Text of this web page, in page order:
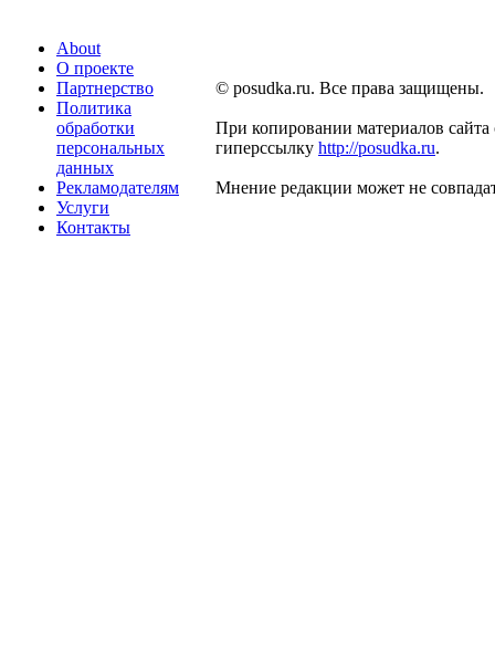
About
О проекте
Партнерство
Политика
обработки
персональных
данных
Рекламодателям
Услуги
Контакты
© posudka.ru. Все права защищены.
При копировании материалов сайта
гиперссылку http://posudka.ru.
Мнение редакции может не